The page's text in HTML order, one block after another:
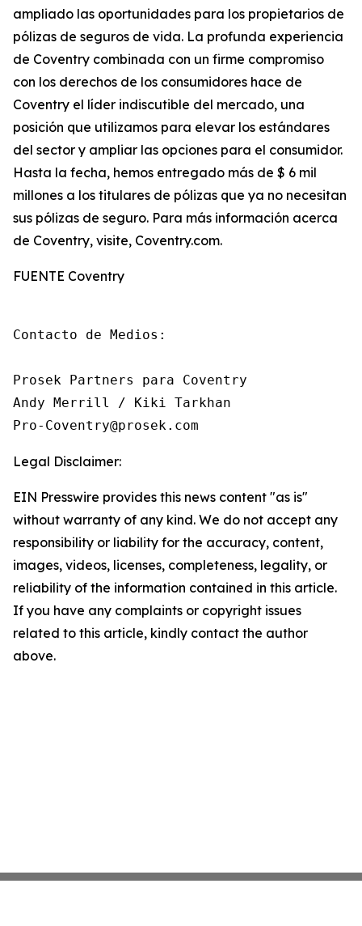
ampliado las oportunidades para los propietarios de
pólizas de seguros de vida. La profunda experiencia
de Coventry combinada con un firme compromiso
con los derechos de los consumidores hace de
Coventry el líder indiscutible del mercado, una
posición que utilizamos para elevar los estándares
del sector y ampliar las opciones para el consumidor.
Hasta la fecha, hemos entregado más de $ 6 mil
millones a los titulares de pólizas que ya no necesitan
sus pólizas de seguro. Para más información acerca
de Coventry, visite, Coventry.com.
FUENTE Coventry
Contacto de Medios:
Prosek Partners para Coventry
Andy Merrill / Kiki Tarkhan
Pro-Coventry@prosek.com
Legal Disclaimer:
EIN Presswire provides this news content "as is"
without warranty of any kind. We do not accept any
responsibility or liability for the accuracy, content,
images, videos, licenses, completeness, legality, or
reliability of the information contained in this article.
If you have any complaints or copyright issues
related to this article, kindly contact the author
above.